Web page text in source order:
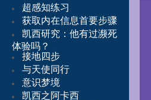
超感知练习
获取内在信息首要步骤
凯西研究：他有过濒死
体验吗？
接地四步
与天使同行
意识梦境
凯西之阿卡西